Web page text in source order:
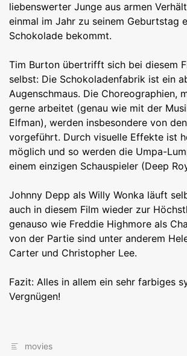
liebenswerter Junge aus armen
einmal im Jahr zu seinem Geburtstag
Schokolade bekommt.
Tim Burton übertrifft sich bei diesem
selbst: Die Schokoladenfabrik ist ein
Augenschmaus. Die Choreographien,
gerne arbeitet (genau wie mit der
Elfman), werden insbesondere von
vorgeführt. Durch visuelle Effekte ist
möglich und so werden die Umpa-
einem einzigen Schauspieler (Deep
Johnny Depp als Willy Wonka läuft
auch in diesem Film wieder zur
genauso wie Freddie Highmore als
von der Partie sind unter anderem
Carter und Christopher Lee.
Fazit: Alles in allem ein sehr farbiges
Vergnügen!
movies